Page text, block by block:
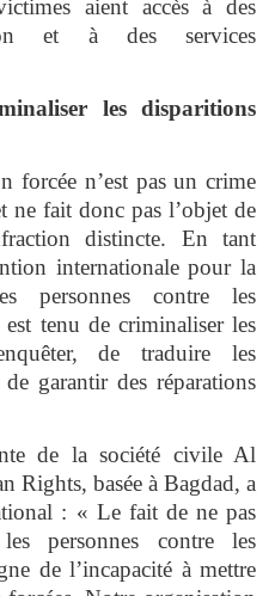
aient accès à des
et à des services
les disparitions
forcée n’est pas un crime
fait donc pas l’objet de
distincte. En tant
internationale pour la
personnes contre les
tenu de criminaliser les
de traduire les
garantir des réparations
de la société civile Al
Rights, basée à Bagdad, a
: « Le fait de ne pas
personnes contre les
de l’incapacité à mettre